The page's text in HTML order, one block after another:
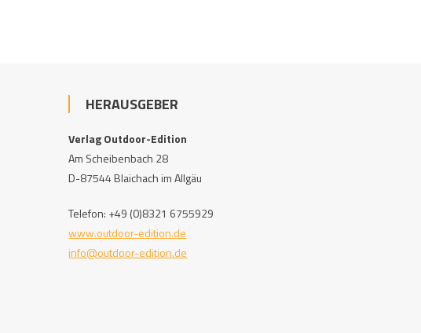
HERAUSGEBER
Verlag Outdoor-Edition
Am Scheibenbach 28
D-87544 Blaichach im Allgäu
Telefon: +49 (0)8321 6755929
www.outdoor-edition.de
info@outdoor-edition.de